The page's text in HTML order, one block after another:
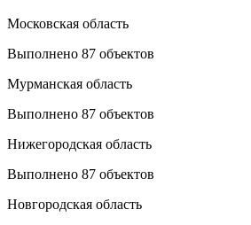
Московская область
Выполнено 87 объектов
Мурманская область
Выполнено 87 объектов
Нижегородская область
Выполнено 87 объектов
Новгородская область